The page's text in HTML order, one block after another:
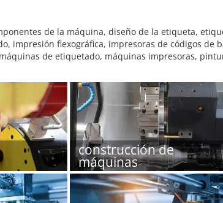
de la máquina, diseño de la etiqueta,
impresión flexográfica, impresoras de códigos
de etiquetado, máquinas impresoras,
construcción de
máquinas